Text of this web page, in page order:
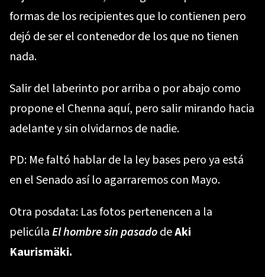
formas de los recipientes que lo contienen pero
dejó de ser el contenedor de los que no tienen
nada.
Salir del laberinto por arriba o por abajo como
propone el Chenna aquí, pero salir mirando hacia
adelante y sin olvidarnos de nadie.
PD: Me faltó hablar de la ley bases pero ya está
en el Senado así lo agarraremos con Mayo.
Otra posdata: Las fotos pertenencen a la
pelicúlaEl hombre sin pasadodeAki
Kaurismäki.